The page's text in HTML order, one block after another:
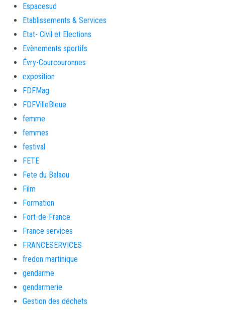
Espacesud
Etablissements & Services
Etat- Civil et Elections
Evènements sportifs
Évry-Courcouronnes
exposition
FDFMag
FDFVilleBleue
femme
femmes
festival
FETE
Fete du Balaou
Film
Formation
Fort-de-France
France services
FRANCESERVICES
fredon martinique
gendarme
gendarmerie
Gestion des déchets